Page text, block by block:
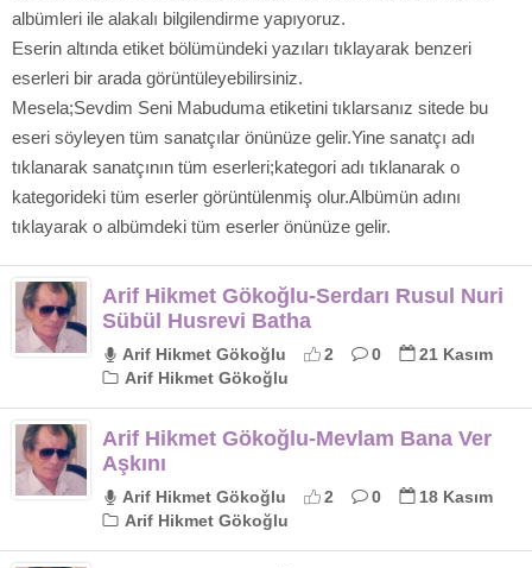
albümleri ile alakalı bilgilendirme yapıyoruz.
Eserin altında etiket bölümündeki yazıları tıklayarak benzeri
eserleri bir arada görüntüleyebilirsiniz.
Mesela;Sevdim Seni Mabuduma etiketini tıklarsanız sitede bu
eseri söyleyen tüm sanatçılar önünüze gelir.Yine sanatçı adı
tıklanarak sanatçının tüm eserleri;kategori adı tıklanarak o
kategorideki tüm eserler görüntülenmiş olur.Albümün adını
tıklayarak o albümdeki tüm eserler önünüze gelir.
Arif Hikmet Gökoğlu-Serdarı Rusul Nuri
Sübül Husrevi Batha
Arif Hikmet Gökoğlu 2 0
21 Kasım
Arif Hikmet Gökoğlu
Arif Hikmet Gökoğlu-Mevlam Bana Ver
Aşkını
Arif Hikmet Gökoğlu 2 0
18 Kasım
Arif Hikmet Gökoğlu